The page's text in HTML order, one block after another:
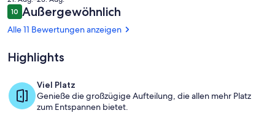
in
Heart
Ireland
2.886 €.
Bewertungen
1010 von 10.
Außergewöhnlich
Alle 11 Bewertungen anzeigen
Highlights
Viel Platz
Genieße die großzügige Aufteilung, die allen mehr Platz
zum Entspannen bietet.